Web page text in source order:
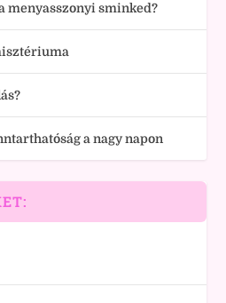
menyasszonyi sminked?
a nagy napon